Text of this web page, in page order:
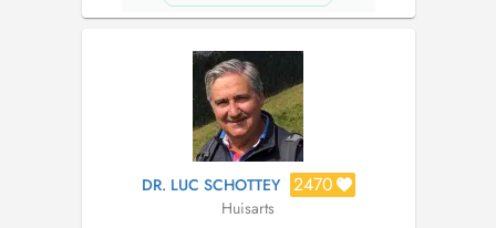
DR. LUC SCHOTTEY 2470
Huisarts